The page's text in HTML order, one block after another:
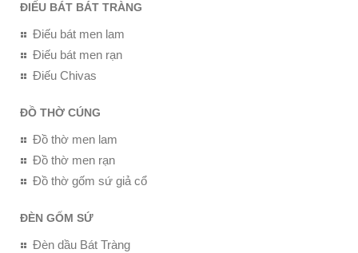
ĐIẾU BÁT BÁT TRÀNG
Điếu bát men lam
Điếu bát men rạn
Điếu Chivas
ĐỒ THỜ CÚNG
Đồ thờ men lam
Đồ thờ men rạn
Đồ thờ gốm sứ giả cổ
ĐÈN GỐM SỨ
Đèn dầu Bát Tràng